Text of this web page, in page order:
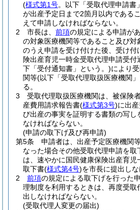
(様式第1号。以下「受取代理申請書
が出産予定日まで2箇月以内である
えて申請しなければならない。
2
市長は、 前項の規定による申請が
の対象医療機関等であること及び対
のうえ申請を受け付けた後、受け付
険出産育児一時金受取代理申請受付
下「受付通知書」という。)により
関等(以下「受取代理取扱医療機関
る。
3
受取代理取扱医療機関は、被保険
産費用請求報告書(様式第3号)に出
び出産の事実を証明する書類の写し
なければならない。
(申請の取下げ及び再申請)
第5条
申請者は、出産予定医療機関
なった場合その他受取代理申請を取
は、速やかに国民健康保険出産育
取下書(様式第4号)を市長に提出しな
2
前項の規定による取下げを行った
理制度を利用するときは、再度受取
出しなければならない。
(受取代理人変更の届出)